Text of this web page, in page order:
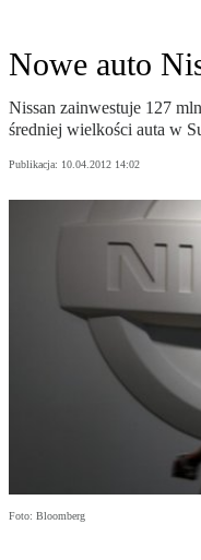
Nowe auto
Nissan zainwestuje 127
średniej wielkości auta w
Publikacja: 10.04.2012 14:02
Foto: Bloomberg